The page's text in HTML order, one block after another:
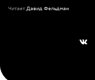
Читает Давид Фельдман